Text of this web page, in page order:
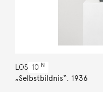
LOS 10 N
„Selbstbildnis“. 1936